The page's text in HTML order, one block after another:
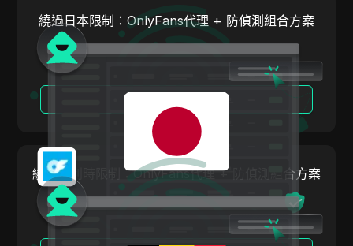
Apple Pay
ASOS
BestBuy
Cash App
ClickBank
Coinbase
義大利
荷蘭
越南
葡萄牙
阿根廷
奧地利
比利時
繞過日本限制：OnlyFans代理 + 防偵測組合方案
繞過比利時限制：OnlyFans代理 + 防偵測組合方案